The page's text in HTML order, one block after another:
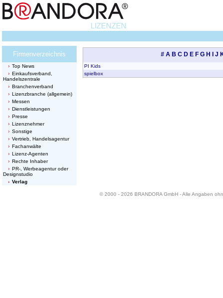
LIZENZEN
Firmenverzeichnis
Top News
Einkaufsverband,
Handelszentrale
Branchenverband
Lizenzbranche (allgemein)
Messen
Dienstleistungen
Presse
Lizenznehmer
Sonstige
Vertrieb, Handelsagentur
Fachanwälte
Lizenz-Agenten
Rechte Inhaber
PR-, Werbeagentur oder
Designstudio
Verlag
# A B C D E F G H J
PI Kids
spielbox
© 2000 - 2026 BRANDORA GmbH - Alle Angaben